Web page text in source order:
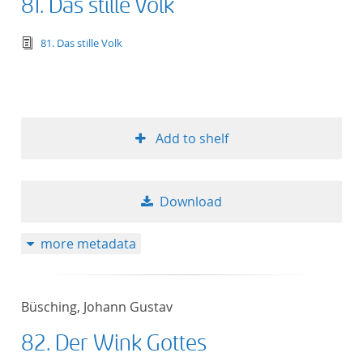
81. Das stille Volk
text/tg.edition+tg.aggregation+xml
81. Das stille Volk
Add to shelf
Download
more metadata
Büsching, Johann Gustav
82. Der Wink Gottes